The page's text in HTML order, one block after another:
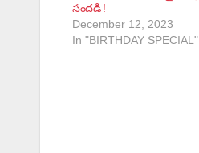
సందడి !
December 12, 2023
In "BIRTHDAY SPECIAL"